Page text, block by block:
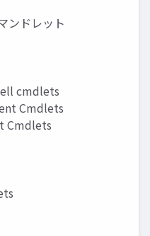
ンドレット
cmdlets
Cmdlets
Cmdlets